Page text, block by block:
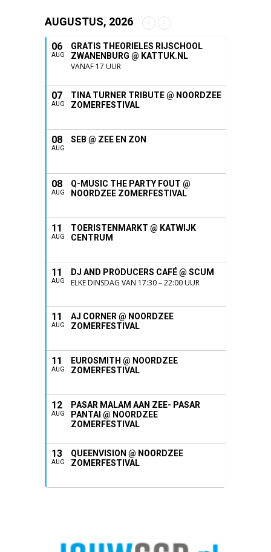
AUGUSTUS, 2026
06
AUG
GRATIS THEORIELES RIJSCHOOL
ZWANENBURG @ KATTUK.NL
VANAF 17 UUR
07
AUG
TINA TURNER TRIBUTE @ NOORDZEE
ZOMERFESTIVAL
08
AUG
SEB @ ZEE EN ZON
08
AUG
Q-MUSIC THE PARTY FOUT @
NOORDZEE ZOMERFESTIVAL
11
AUG
TOERISTENMARKT @ KATWIJK
CENTRUM
11
AUG
DJ AND PRODUCERS CAFÉ @ SCUM
ELKE DINSDAG VAN 17:30 – 22:00 UUR
11
AUG
AJ CORNER @ NOORDZEE
ZOMERFESTIVAL
11
AUG
EUROSMITH @ NOORDZEE
ZOMERFESTIVAL
12
AUG
PASAR MALAM AAN ZEE- PASAR
PANTAI @ NOORDZEE
ZOMERFESTIVAL
13
AUG
QUEENVISION @ NOORDZEE
ZOMERFESTIVAL